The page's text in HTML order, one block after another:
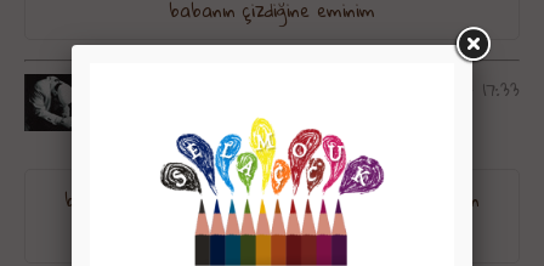
babanın çizdiğine eminim
01 Şubat 2015, Pazar - 17:33
ahmet muhammet - Kahramanmaraş
ben çok beğendim ama onun çizdiğinden pek emin
değilim.